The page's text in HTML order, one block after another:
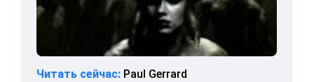
Читать сейчас: Paul Gerrard